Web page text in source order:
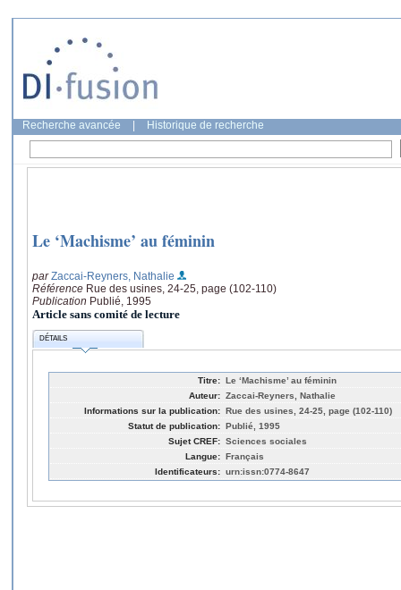
Recherche avancée Historique de recherche
Le ‘Machisme’ au féminin
parZaccai-Reyners, Nathalie
Référence Rue des usines, 24-25, page (102-110)
Publication Publié, 1995
Article sans comité de lecture
DÉTAILS
Titre: Le ‘Machisme’ au féminin
Auteur: Zaccai-Reyners, Nathalie
Informations sur la publication: Rue des usines, 24-25, page (102-110)
Statut de publication: Publié, 1995
Sujet CREF: Sciences sociales
Langue: Français
Identificateurs: urn:issn:0774-8647